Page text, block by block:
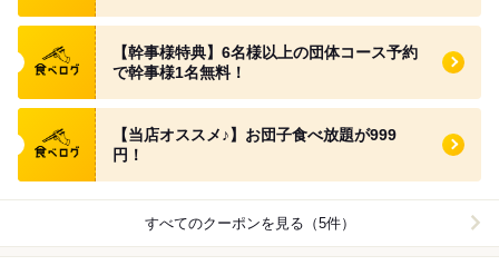
食べログ クーポン
【幹事様特典】6名様以上の団体コース予約
で幹事様1名無料！
食べログ クーポン
【当店オススメ♪】お団子食べ放題が999
円！
すべてのクーポンを見る（5件）